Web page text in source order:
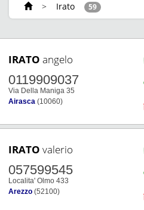
> Irato 59
IRATO angelo
0119909037
Via Della Maniga 35
Airasca (10060)
IRATO valerio
057599545
Localita' Olmo 433
Arezzo (52100)